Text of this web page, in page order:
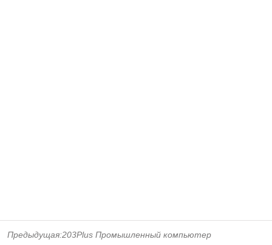
Предыдущая:203Plus Промышленный компьютер